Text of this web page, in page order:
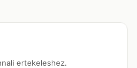
ertekeleshez.